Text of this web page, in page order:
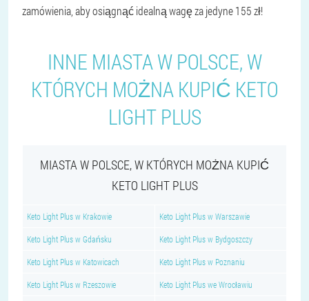
zamówienia, aby osiągnąć idealną wagę za jedyne 155 zł!
INNE MIASTA W POLSCE, W
KTÓRYCH MOŻNA KUPIĆ KETO
LIGHT PLUS
MIASTA W POLSCE, W KTÓRYCH MOŻNA KUPIĆ
KETO LIGHT PLUS
Keto Light Plus w Krakowie Keto Light Plus w Warszawie
Keto Light Plus w Gdańsku Keto Light Plus w Bydgoszczy
Keto Light Plus w Katowicach Keto Light Plus w Poznaniu
Keto Light Plus w Rzeszowie Keto Light Plus we Wrocławiu